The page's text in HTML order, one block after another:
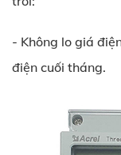
- Không lo giá
điện cuối tháng.